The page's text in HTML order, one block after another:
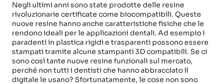
Negli ultimi anni sono state prodotte delle resine
rivoluzionarie certificate come biocompatibili. Queste
nuove resine hanno anche caratteristiche fisiche che le
rendono ideali per le applicazioni dentali. Ad esempio i
paradenti in plastica rigidi e trasparenti possono essere
stampati tramite alcune stampanti 3D compatibili. Se ci
sono così tante nuove resine funzionali sul mercato,
perché non tutti i dentisti che hanno abbracciato il
digitale le usano? Sfortunatamente, le cose non sono